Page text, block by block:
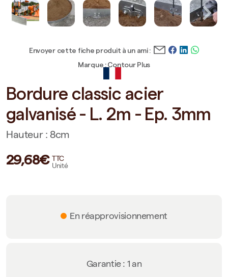
Marque : Contour Plus
Envoyer cette fiche produit à un ami :
Bordure classic acier
galvanisé - L. 2m - Ep. 3mm
Hauteur : 8cm
29,68€ TTC
Unité
En réapprovisionnement
Garantie : 1 an